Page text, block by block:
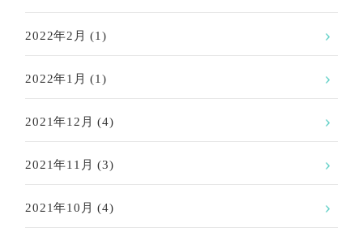
2022年2月 (1)
2022年1月 (1)
2021年12月 (4)
2021年11月 (3)
2021年10月 (4)